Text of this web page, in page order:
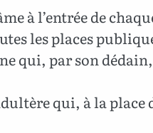
à l’entrée de
les places
qui, par son
qui, à la place